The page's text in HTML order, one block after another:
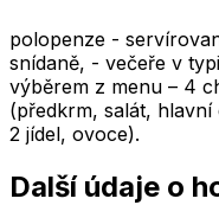
polopenze -
snídaně, - večeře v
výběrem z menu – 4
(předkrm, salát,
2 jídel, ovoce).
Další údaje o